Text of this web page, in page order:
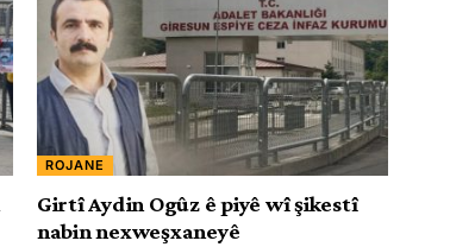
ROJANE
Girtî Aydin Ogûz ê piyê wî şikestî
nabin nexweşxaneyê